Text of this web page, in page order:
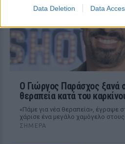
Data Deletion Data
O Γιώργος Παράσχος ξανά
θεραπεία κατά του
«Πάμε για νέα θεραπεία», έγραψε
χάρισε ένα μεγάλο χαμόγελο
ΣΉΜΕΡΑ